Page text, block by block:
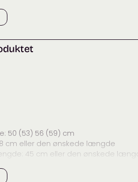
: 50 (53) 56 (59) cm
cm eller den ønskede længde
45 cm eller den ønskede